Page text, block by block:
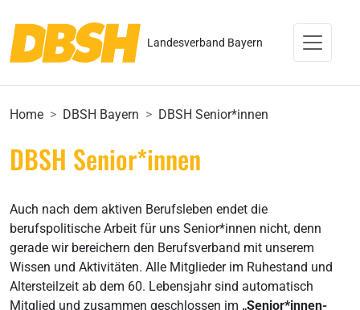
Landesverband Bayern
Home DBSH Bayern DBSH Senior*innen
DBSH Senior*innen
Auch nach dem aktiven Berufsleben endet die
berufspolitische Arbeit für uns Senior*innen nicht, denn
gerade wir bereichern den Berufsverband mit unserem
Wissen und Aktivitäten. Alle Mitglieder im Ruhestand und
Altersteilzeit ab dem 60. Lebensjahr sind automatisch
Mitglied und zusammen geschlossen im „Senior*innen-